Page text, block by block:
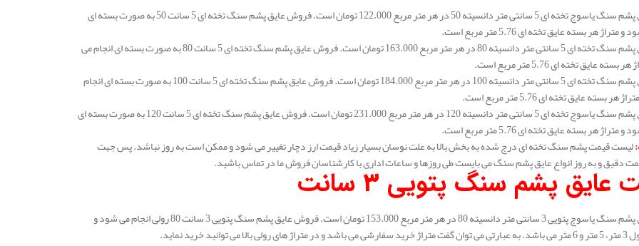
قیمت عایق پشم سنگ یاسوج تخته ای 5 سانتی متر دانسیته 50 در هر متر مربع 122.000 تومان است. فروش عایق پشم سنگ تخته ای 5 سانت 50 به صورت بسته ای
هر بسته عایق تخته ای 5.76 متر مربع است.
قیمت عایق پشم سنگ تخته ای 5 سانتی متر دانسیته 80 در هر متر مربع 163.000 تومان است. فروش عایق پشم سنگ تخته ای 5 سانت 80 به صورت بسته ای انجام می
عایق تخته ای 5.76 متر مربع است.
قیمت عایق پشم سنگ تخته ای 5 سانتی متر دانسیته 100 در هر متر مربع 184.000 تومان است. فروش عایق پشم سنگ تخته ای 5 سانت 100 به صورت بسته ای انجام
بسته عایق تخته ای 5.76 متر مربع است.
قیمت عایق پشم سنگ یاسوج تخته ای 5 سانتی متر دانسیته 120 در هر متر مربع 231.000 تومان است. فروش عایق پشم سنگ تخته ای 5 سانت 120 به صورت بسته ای
هر بسته عایق تخته ای 5.76 متر مربع است.
:لیست قیمت پشم سنگ تخته ای درج شده به بخش بالا به علت نوسان بسیار زیاد قیمت ارز دچار تغییر می شود و ممکن است به روز نباشد. پس جهت
دقیق و به روز انواع عایق پشم سنگ می بایست طی روزها و ساعات اداری با کارشناسان فروش ما در تماس باشید.
عایق پشم سنگ پتویی 3 سانت
قیمت عایق پشم سنگ یاسوج پتویی 3 سانتی متر دانسیته 80 در هر متر مربع 153.000 تومان است. فروش عایق پشم سنگ پتویی 3 سانت 80 رولی انجام می شود و
می توانید خرید نماید.